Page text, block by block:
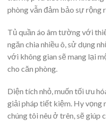
phòng vẫn đảm bảo sự rộng
Tủ quần áo âm tường với
ngăn chia nhiều ô, sử dụng
với không gian sẽ mang lại
cho căn phòng.
Diện tích nhỏ, muốn tối ưu
giải pháp tiết kiệm. Hy vọng
chúng tôi nêu ở trên, sẽ giúp